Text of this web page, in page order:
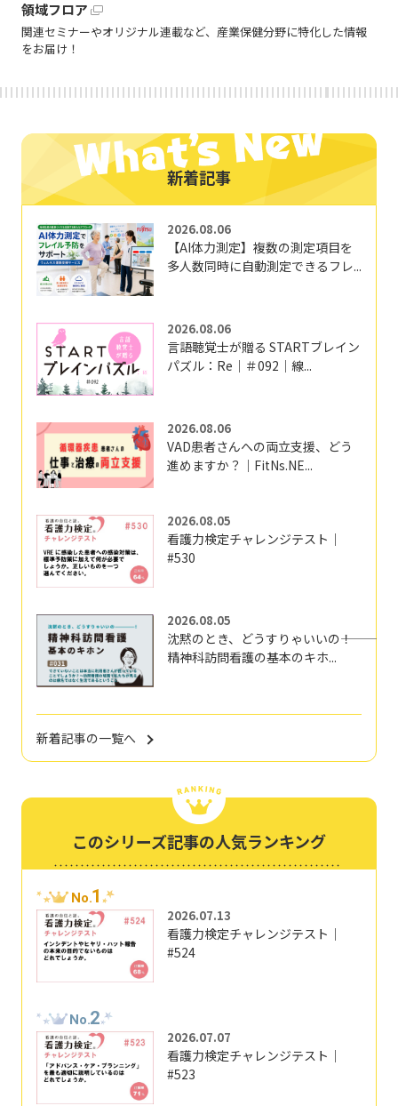
領域フロア
関連セミナーやオリジナル連載など、産業保健分野に特化した情報
をお届け！
新着記事
2026.08.06
【AI体力測定】複数の測定項目を
多人数同時に自動測定できるフレ...
2026.08.06
言語聴覚士が贈る STARTブレイン
パズル：Re｜＃092｜線...
2026.08.06
VAD患者さんへの両立支援、どう
進めますか？｜FitNs.NE...
2026.08.05
看護力検定チャレンジテスト｜
#530
2026.08.05
沈黙のとき、どうすりゃいいの―――！
精神科訪問看護の基本のキホ...
新着記事の一覧へ
このシリーズ記事の人気ランキング
No.1
2026.07.13
看護力検定チャレンジテスト｜
#524
No.2
2026.07.07
看護力検定チャレンジテスト｜
#523